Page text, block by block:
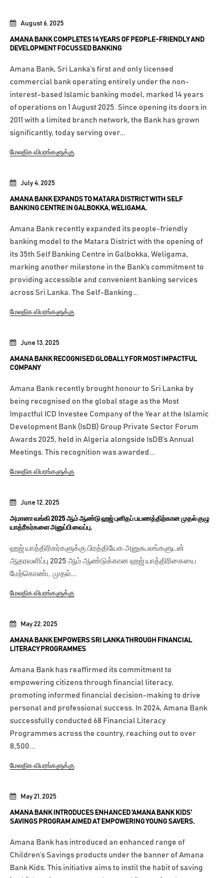
May 21, 2025
AMANA BANK INTRODUCES ENHANCED 'AMANA BANK KIDS'
SAVINGS PROGRAM AIMED AT EMPOWERING YOUNG SAVERS.
Amana Bank has introduced an enhanced range of
Children’s Savings products under the banner of Amana
Bank Kids. This initiative aims to instil the habit of saving
May 22, 2025
AMANA BANK EMPOWERS SRI LANKA THROUGH FINANCIAL
LITERACY PROGRAMMES
Amana Bank has reaffirmed its commitment to
empowering citizens through financial literacy,
promoting informed financial decision-making to drive
personal and professional success. In 2024, Amana Bank
successfully conducted 68 Financial Literacy
Programmes across the country, reaching out to over
8,500...
மேலதிக விபரங்களுக்கு
June 12, 2025
அமானா வங்கி 2025 ஆம் ஆண்டு ஹஜ் புனிதப் பயணத்திற்கான முதல் குழு
யாத்ரீகர்களை அனுப்பி வைப்பு.
ஹஜ் யாத்திரிகர்களுக்கு பிரத்தியேக அனுகூலங்களுடன்
ஆதரவளிப்பு 2025 ஆம் ஆண்டுக்கான ஹஜ் யாத்திரிகையை
மேற்கொண்ட முதல்...
மேலதிக விபரங்களுக்கு
June 13, 2025
AMANA BANK RECOGNISED GLOBALLY FOR MOST IMPACTFUL
COMPANY
Amana Bank recently brought honour to Sri Lanka by
being recognised on the global stage as the Most
Impactful ICD Investee Company of the Year at the Islamic
Development Bank (IsDB) Group Private Sector Forum
Awards 2025, held in Algeria alongside IsDB’s Annual
Meetings. This recognition was awarded...
மேலதிக விபரங்களுக்கு
July 4, 2025
AMANA BANK EXPANDS TO MATARA DISTRICT WITH SELF
BANKING CENTRE IN GALBOKKA, WELIGAMA.
Amana Bank recently expanded its people-friendly
banking model to the Matara District with the opening of
its 35th Self Banking Centre in Galbokka, Weligama,
marking another milestone in the Bank’s commitment to
providing accessible and convenient banking services
across Sri Lanka. The Self-Banking...
மேலதிக விபரங்களுக்கு
August 6, 2025
AMANA BANK COMPLETES 14 YEARS OF PEOPLE-FRIENDLY AND
DEVELOPMENT FOCUSSED BANKING
Amana Bank, Sri Lanka’s first and only licensed
commercial bank operating entirely under the non-
interest-based Islamic banking model, marked 14 years
of operations on 1 August 2025. Since opening its doors in
2011 with a limited branch network, the Bank has grown
significantly, today serving over...
மேலதிக விபரங்களுக்கு